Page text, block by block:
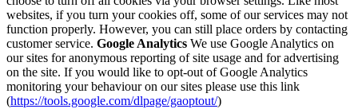
websites, if you turn your cookies off, some of our services may not
function properly. However, you can still place orders by contacting
customer service. Google Analytics We use Google Analytics on
our sites for anonymous reporting of site usage and for advertising
on the site. If you would like to opt-out of Google Analytics
monitoring your behaviour on our sites please use this link
(https://tools.google.com/dlpage/gaoptout/)